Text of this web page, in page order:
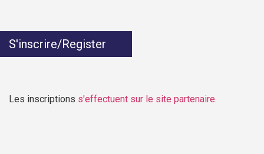
S'inscrire/Register
Les inscriptions s'effectuent sur le site partenaire.